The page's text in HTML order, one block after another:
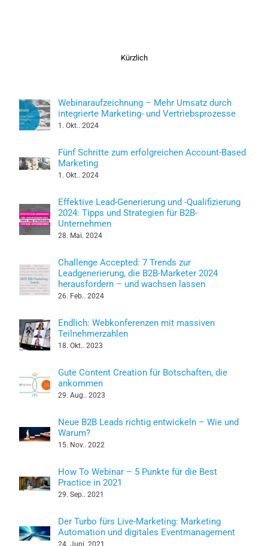
Kürzlich
Webinaraufzeichnung – Mehr Umsatz durch
integrierte Marketing- und Vertriebsprozesse
1. Okt.. 2024
Fünf Schritte zum erfolgreichen Account-Based
Marketing
1. Okt.. 2024
Effektive Lead-Generierung und -Qualifizierung
2024: Tipps und Strategien für B2B-
Unternehmen
28. Mai. 2024
Challenge Accepted: 7 Trends zur
Leadgenerierung, die B2B-Marketer 2024
herausfordern – und wachsen lassen
26. Feb.. 2024
Endlich: Webkonferenzen mit massiven
Teilnehmerzahlen
18. Okt.. 2023
Gute Content Creation für Botschaften, die
ankommen
29. Aug.. 2023
Neue B2B Leads richtig entwickeln – Wie und
Warum?
15. Nov.. 2022
How To Webinar – 5 Punkte für die Best
Practice in 2021
29. Sep.. 2021
Der Turbo fürs Live-Marketing: Marketing
Automation und digitales Eventmanagement